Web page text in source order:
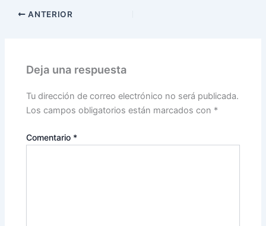
ANTERIOR
Deja una respuesta
Tu dirección de correo electrónico no será publicada.
Los campos obligatorios están marcados con *
Comentario *